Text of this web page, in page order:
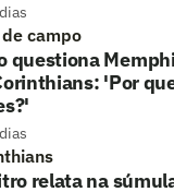
campo
questiona
'Por
relata na